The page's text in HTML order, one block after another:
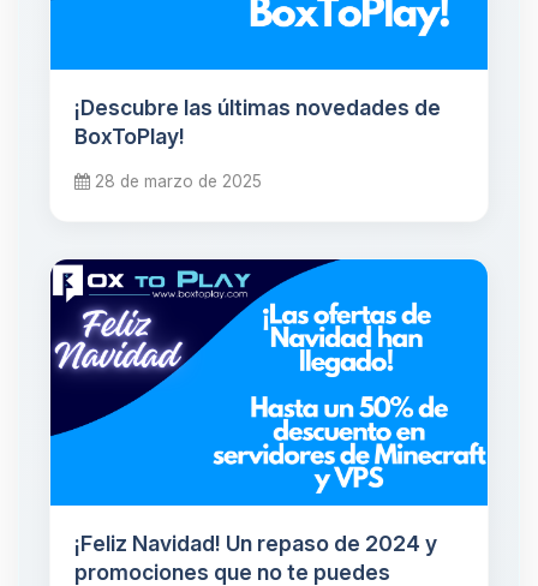
¡Descubre las últimas novedades de
BoxToPlay!
28 de marzo de 2025
¡Feliz Navidad! Un repaso de 2024 y
promociones que no te puedes